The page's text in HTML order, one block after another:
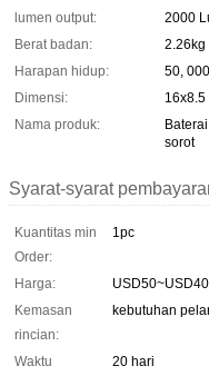
lumen output:
2000
Berat badan:
2.26kg
Harapan hidup:
50,
Dimensi:
16x8.5
Nama produk:
sorot
Syarat-syarat
Kuantitas min
Order:
1pc
Harga:
Kemasan
rincian:
kebutuhan
Waktu
20 hari